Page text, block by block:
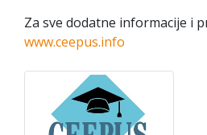
Za sve dodatne informacije i
www.ceepus.info